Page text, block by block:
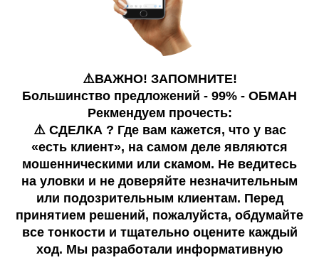
⚠️ВАЖНО! ЗАПОМНИТЕ!
Большинство предложений - 99% - ОБМАН
Рекмендуем прочесть:
⚠️ СДЕЛКА ? Где вам кажется, что у вас
«есть клиент», на самом деле являются
мошенническими или скамом. Не ведитесь
на уловки и не доверяйте незначительным
или подозрительным клиентам. Перед
принятием решений, пожалуйста, обдумайте
все тонкости и тщательно оцените каждый
ход. Мы разработали информативную